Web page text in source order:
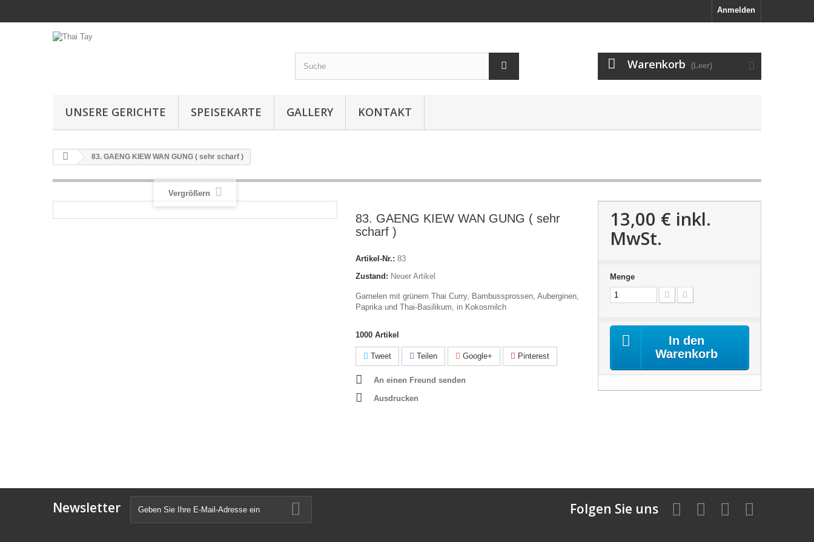
Anmelden
Warenkorb (Leer)
UNSERE GERICHTE SPEISEKARTE GALLERY KONTAKT
83. GAENG KIEW WAN GUNG ( sehr scharf )
Vergrößern
83. GAENG KIEW WAN GUNG ( sehr
scharf )
Artikel-Nr.: 83
Zustand: Neuer Artikel
Garnelen mit grünem Thai Curry, Bambussprossen, Auberginen,
Paprika und Thai-Basilikum, in Kokosmilch
1000 Artikel
Tweet Teilen Google+ Pinterest
An einen Freund senden
Ausdrucken
13,00 € inkl.
MwSt.
Menge
In den
Warenkorb
Newsletter Folgen Sie uns